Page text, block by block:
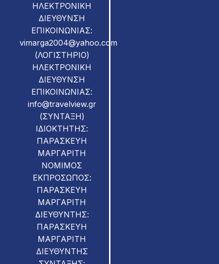
ΗΛΕΚΤΡΟΝΙΚΗ
ΔΙΕΥΘΥΝΣΗ
ΕΠΙΚΟΙΝΩΝΙΑΣ:
vimarga2004@yahoo.com
(ΛΟΓΙΣΤΗΡΙΟ)
ΗΛΕΚΤΡΟΝΙΚΗ
ΔΙΕΥΘΥΝΣΗ
ΕΠΙΚΟΙΝΩΝΙΑΣ:
info@travelview.gr
(ΣΥΝΤΑΞΗ)
ΙΔΙΟΚΤΗΤΗΣ:
ΠΑΡΑΣΚΕΥΗ
ΜΑΡΓΑΡΙΤΗ
ΝΟΜΙMOΣ
ΕΚΠΡΟΣΩΠΟΣ:
ΠΑΡΑΣΚΕΥΗ
ΜΑΡΓΑΡΙΤΗ
ΔΙΕΥΘΥΝΤΗΣ:
ΠΑΡΑΣΚΕΥΗ
ΜΑΡΓΑΡΙΤΗ
ΔΙΕΥΘΥΝΤΗΣ